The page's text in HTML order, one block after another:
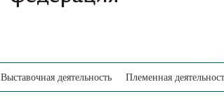
Выставочная деятельность Племенная